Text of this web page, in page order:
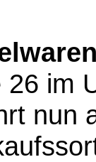
26 im
nun